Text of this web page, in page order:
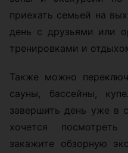
приехать семьей на
день с друзьями или
тренировками и
Также можно
сауны, бассейны,
завершить день уже в
хочется
закажите обзорную